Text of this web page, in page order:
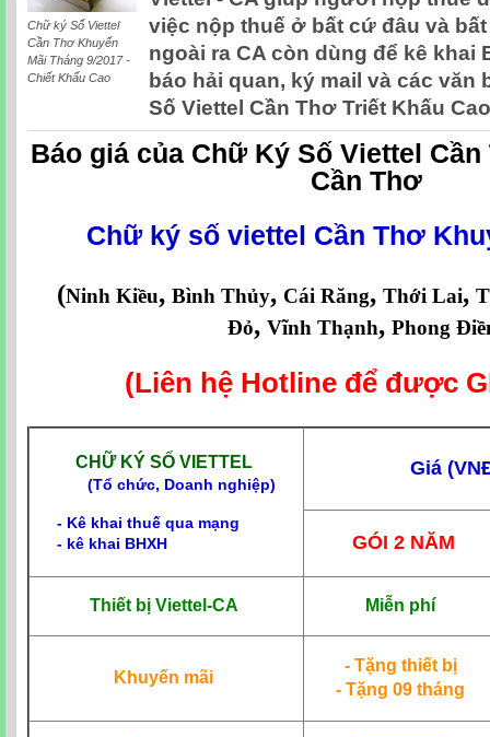
Chữ ký Số Viettel
Cần Thơ Khuyến
Mãi Tháng 9/2017 -
Chiết Khấu Cao
việc nộp thuế ở bất cứ đâu và
ngoài ra CA còn dùng để kê khai
báo hải quan, ký mail và các văn
Số Viettel Cần Thơ Triết Khấu
Báo giá của Chữ Ký Số Viettel
Cần Thơ
Chữ ký số viettel Cần Thơ
(Ninh Kiều, Bình Thủy, Cái Răng, Thới Lai,
Đỏ, Vĩnh Thạnh, Phong
(Liên hệ Hotline để được
CHỮ KÝ SỐ VIETTEL
(Tổ chức, Doanh nghiệp)
- Kê khai thuế qua mạng
- kê khai BHXH
Giá
GÓI 2 NĂM
Thiết bị Viettel-CA Miễn phí
Khuyến mãi
- Tặng thiết bị
- Tặng 09 tháng